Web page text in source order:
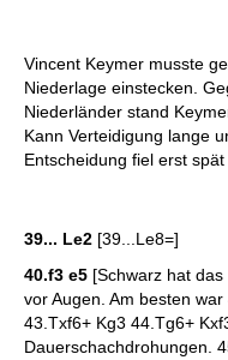
Vincent Keymer musste
Niederlage einstecken.
Niederländer stand
Kann Verteidigung lange
Entscheidung fiel erst spät
39... Le2 [39...Le8=]
40.f3 e5 [Schwarz hat
vor Augen. Am besten
43.Txf6+ Kg3 44.Tg6+
Dauerschachdrohungen.